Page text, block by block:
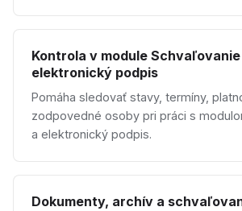
Kontrola v module Schvaľovanie
elektronický podpis
Pomáha sledovať stavy, termíny,
zodpovedné osoby pri práci s
a elektronický podpis.
Dokumenty, archív a